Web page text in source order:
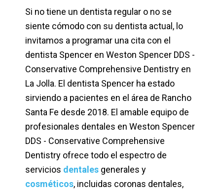
Si no tiene un dentista regular o no se
siente cómodo con su dentista actual, lo
invitamos a programar una cita con el
dentista Spencer en Weston Spencer DDS -
Conservative Comprehensive Dentistry en
La Jolla. El dentista Spencer ha estado
sirviendo a pacientes en el área de Rancho
Santa Fe desde 2018. El amable equipo de
profesionales dentales en Weston Spencer
DDS - Conservative Comprehensive
Dentistry ofrece todo el espectro de
servicios dentalesgenerales y
cosméticos, incluidas coronas dentales,